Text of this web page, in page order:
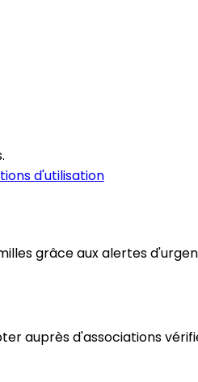
d'utilisation
grâce aux alertes
auprès d'associations